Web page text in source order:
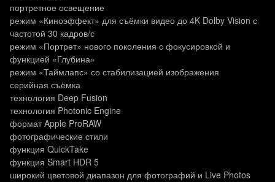
портретное освещение
режим «Киноэффект» для съёмки видео до 4K Dolby Vision с
частотой 30 кадров/с
режим «Портрет» нового поколения с фокусировкой и
функцией «Глубина»
режим «Таймлапс» со стабилизацией изображения
серийная съёмка
технология Deep Fusion
технология Photonic Engine
формат Apple ProRAW
фотографические стили
функция QuickTake
функция Smart HDR 5
широкий цветовой диапазон для фотографий и Live Photos